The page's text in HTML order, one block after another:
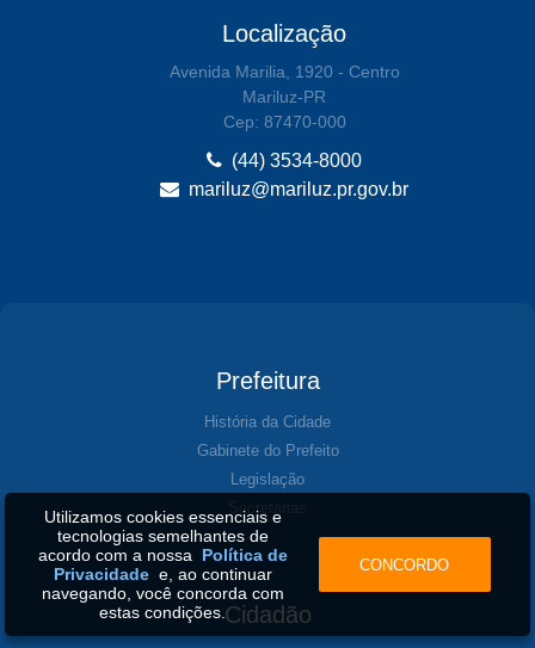
Localização
Avenida Marilia, 1920 - Centro
Mariluz-PR
Cep: 87470-000
(44) 3534-8000
mariluz@mariluz.pr.gov.br
Prefeitura
História da Cidade
Gabinete do Prefeito
Legislação
Secretarias
Cidadão
Utilizamos cookies essenciais e
tecnologias semelhantes de
acordo com a nossa Política de
Privacidadee, ao continuar
navegando, você concorda com
estas condições.
CONCORDO